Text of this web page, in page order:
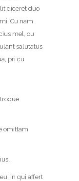
diceret duo
Cu nam
mel, cu
salutatus
pri cu
omittam
in qui affert